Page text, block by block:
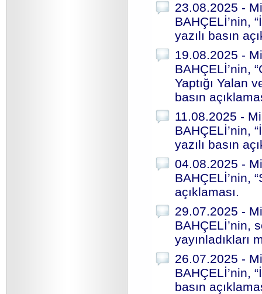
23.08.2025 -
BAHÇELİ’nin,
yazılı basın
19.08.2025 -
BAHÇELİ’nin,
Yaptığı Yalan
basın
11.08.2025 -
BAHÇELİ’nin,
yazılı basın
04.08.2025 -
BAHÇELİ’nin,
açıklaması.
29.07.2025 -
BAHÇELİ’nin,
yayınladıkları
26.07.2025 -
BAHÇELİ’nin,
basın